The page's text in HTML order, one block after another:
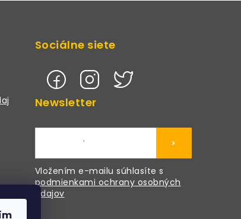
Sociálne siete
Newsletter
Vložením e-mailu súhlasíte s
podmienkami ochrany osobných
údajov
>